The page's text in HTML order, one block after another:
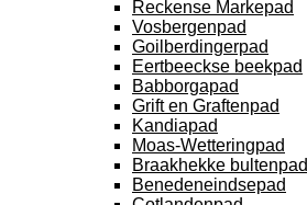
Reckense Markepad
Vosbergenpad
Goilberdingerpad
Eertbeeckse beekpad
Babborgapad
Grift en Graftenpad
Kandiapad
Moas-Wetteringpad
Braakhekke bultenpad
Benedeneindsepad